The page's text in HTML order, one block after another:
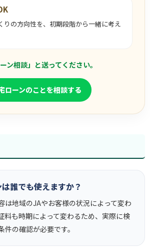
りの方向性を、初期段階から一緒に考え
ン相談」と送ってください。
ローンのことを相談する
誰でも使えますか？
は地域のJAやお客様の状況によって変わ
料も時期によって変わるため、実際に検
の確認が必要です。